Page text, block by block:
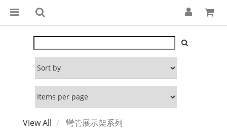
View All 彎管展示架系列